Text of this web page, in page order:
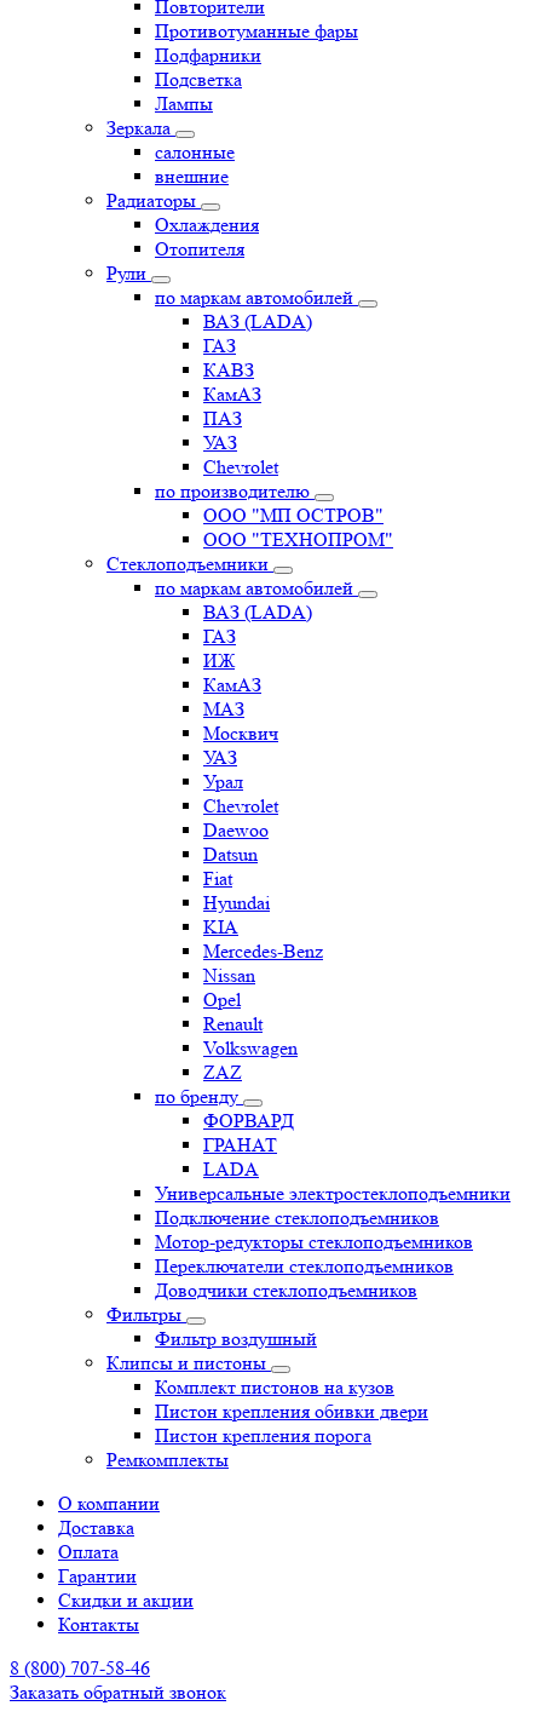
Повторители
Противотуманные фары
Подфарники
Подсветка
Лампы
Зеркала
салонные
внешние
Радиаторы
Охлаждения
Отопителя
Рули
по маркам автомобилей
ВАЗ (LADA)
ГАЗ
КАВЗ
КамАЗ
ПАЗ
УАЗ
Chevrolet
по производителю
ООО "МП ОСТРОВ"
ООО "ТЕХНОПРОМ"
Стеклоподъемники
по маркам автомобилей
ВАЗ (LADA)
ГАЗ
ИЖ
КамАЗ
МАЗ
Москвич
УАЗ
Урал
Chevrolet
Daewoo
Datsun
Fiat
Hyundai
KIA
Mercedes-Benz
Nissan
Opel
Renault
Volkswagen
ZAZ
по бренду
ФОРВАРД
ГРАНАТ
LADA
Универсальные электростеклоподъемники
Подключение стеклоподъемников
Мотор-редукторы стеклоподъемников
Переключатели стеклоподъемников
Доводчики стеклоподъемников
Фильтры
Фильтр воздушный
Клипсы и пистоны
Комплект пистонов на кузов
Пистон крепления обивки двери
Пистон крепления порога
Ремкомплекты
О компании
Доставка
Оплата
Гарантии
Скидки и акции
Контакты
8 (800) 707-58-46
Заказать обратный звонок